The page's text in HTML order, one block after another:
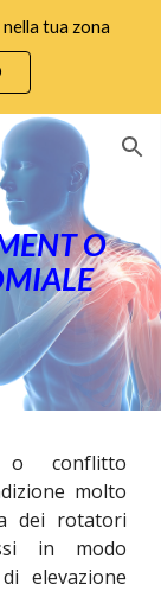
tua zona
O
o conflitto
molto
dei rotatori
in modo
elevazione